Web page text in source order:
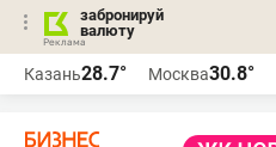
забронируй
валюту
Казань28.7° Москва30.8°